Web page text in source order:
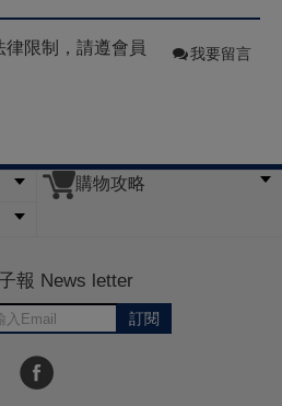
限制，請遵會員
我要留言
購物攻略
報 News letter
訂閱